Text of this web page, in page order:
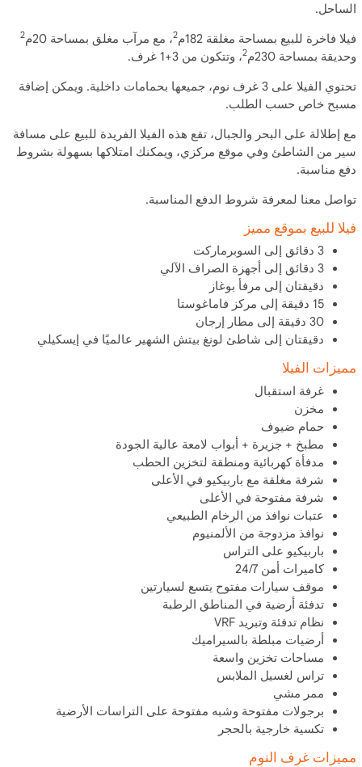
الساحل.
فيلا فاخرة للبيعبمساحة مغلقة 182م 2، مع مرآب مغلق بمساحة 20م 2
وحديقة بمساحة 230م 2، وتتكون من 3+1 غرف.
تحتوي الفيلا على 3 غرف نوم، جميعها بحمامات داخلية. ويمكن إضافة
مسبح خاص حسب الطلب.
مع إطلالة على البحر والجبال، تقع هذه الفيلا الفريدة للبيع على مسافة
سير من الشاطئ وفي موقع مركزي، ويمكنك امتلاكها بسهولة بشروط
دفع مناسبة.
تواصل معنا لمعرفة شروط الدفع المناسبة.
فيلا للبيع بموقع مميز
3 دقائق إلى السوبرماركت
3 دقائق إلى أجهزة الصراف الآلي
دقيقتان إلى مرفأ بوغاز
15 دقيقة إلى مركز فاماغوستا
30 دقيقة إلى مطار إرجان
دقيقتان إلى شاطئ لونغ بيتش الشهير عالميًا في إيسكيلي
مميزات الفيلا
غرفة استقبال
مخزن
حمام ضيوف
مطبخ + جزيرة + أبواب لامعة عالية الجودة
مدفأة كهربائية ومنطقة لتخزين الحطب
شرفة مغلقة مع باربيكيو في الأعلى
شرفة مفتوحة في الأعلى
عتبات نوافذ من الرخام الطبيعي
نوافذ مزدوجة من الألمنيوم
باربيكيو على التراس
كاميرات أمن 24/7
موقف سيارات مفتوح يتسع لسيارتين
تدفئة أرضية في المناطق الرطبة
نظام تدفئة وتبريد VRF
أرضيات مبلطة بالسيراميك
مساحات تخزين واسعة
تراس لغسيل الملابس
ممر مشي
برجولات مفتوحة وشبه مفتوحة على التراسات الأرضية
تكسية خارجية بالحجر
مميزات غرف النوم